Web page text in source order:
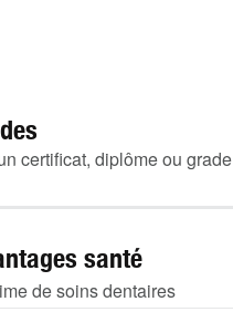
certificat, diplôme ou grade
santé
de soins dentaires